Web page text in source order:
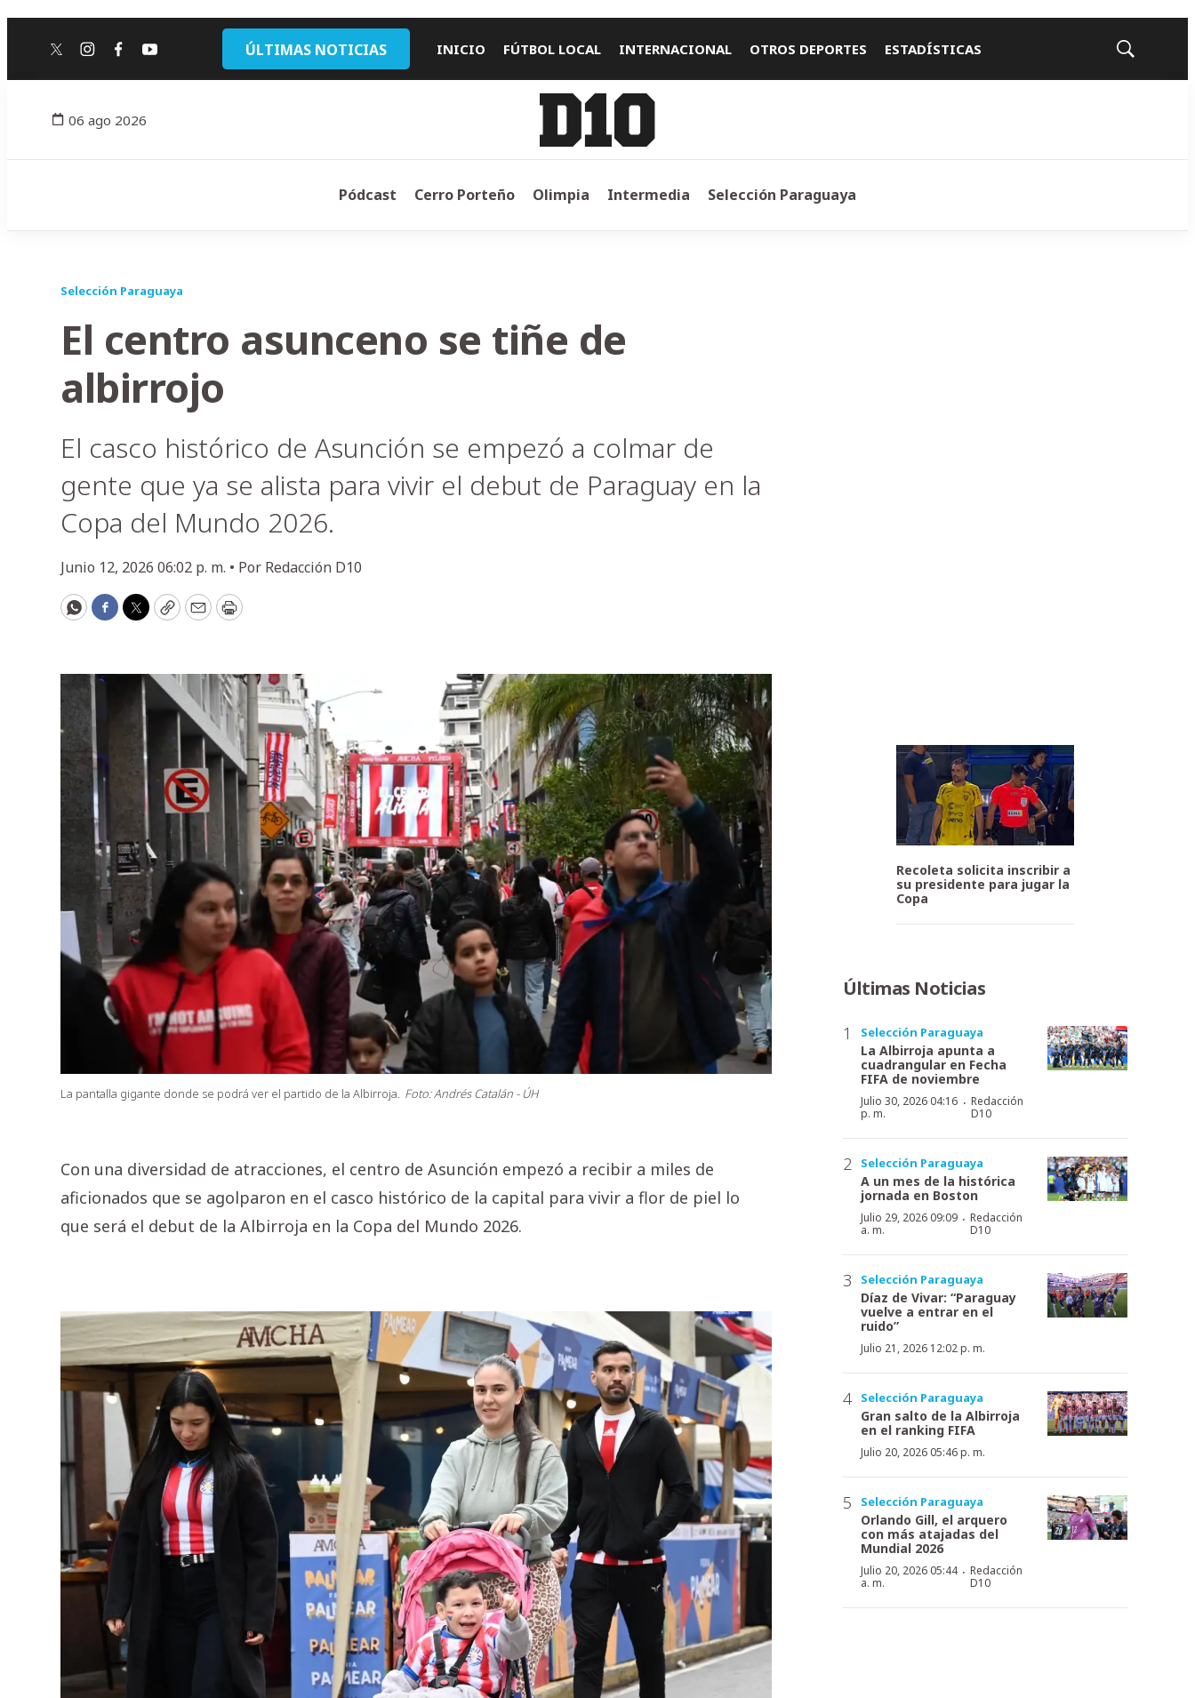
twitterinstagram
facebook
youtube ÚLTIMAS NOTICIAS INICIO FÚTBOL LOCAL INTERNACIONAL OTROS DEPORTES ESTADÍSTICAS
Mostrar
06 ago 2026
Pódcast Cerro Porteño Olimpia Intermedia Selección Paraguaya
Selección Paraguaya
El centro asunceno se tiñe de
albirrojo
El casco histórico de Asunción se empezó a colmar de
gente que ya se alista para vivir el debut de Paraguay en la
Copa del Mundo 2026.
Junio 12, 2026 06:02 p. m. • Por Redacción D10
WhatsApp
Facebook
Twitter
CopyEmailPrint
La pantalla gigante donde se podrá ver el partido de la Albirroja. Foto: Andrés Catalán - ÚH
Con una diversidad de atracciones, el centro de Asunción empezó a recibir a miles de
aficionados que se agolparon en el casco histórico de la capital para vivir a flor de piel lo
que será el debut de la Albirroja en la Copa del Mundo 2026.
Recoleta solicita inscribir a
su presidente para jugar la
Copa
Últimas Noticias
Selección Paraguaya
La Albirroja apunta a
cuadrangular en Fecha
FIFA de noviembre
Julio 30, 2026 04:16
p. m.
· Redacción
D10
Selección Paraguaya
A un mes de la histórica
jornada en Boston
Julio 29, 2026 09:09
a. m.
·Redacción
D10
Selección Paraguaya
Díaz de Vivar: “Paraguay
vuelve a entrar en el
ruido”
Julio 21, 2026 12:02 p. m.
Selección Paraguaya
Gran salto de la Albirroja
en el ranking FIFA
Julio 20, 2026 05:46 p. m.
Selección Paraguaya
Orlando Gill, el arquero
con más atajadas del
Mundial 2026
Julio 20, 2026 05:44
a. m.
·Redacción
D10